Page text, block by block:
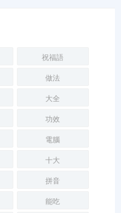
祝福語
做法
大全
功效
電腦
十大
拼音
能吃